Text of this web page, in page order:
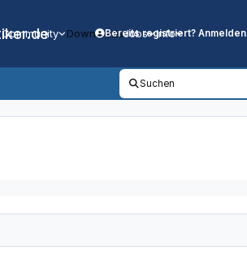
Community DownloadsJobs Info
Bereits registriert? Anmelden
Suchen